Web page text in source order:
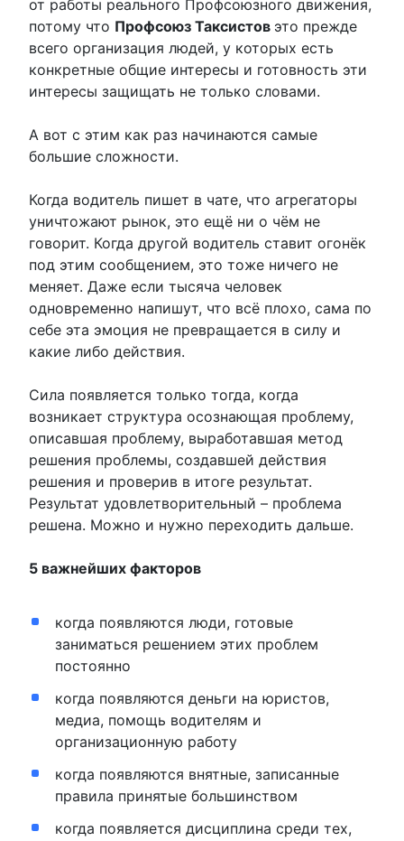
от работы реального Профсоюзного движения,
потому что Профсоюз Таксистов это прежде
всего организация людей, у которых есть
конкретные общие интересы и готовность эти
интересы защищать не только словами.
А вот с этим как раз начинаются самые
большие сложности.
Когда водитель пишет в чате, что агрегаторы
уничтожают рынок, это ещё ни о чём не
говорит. Когда другой водитель ставит огонёк
под этим сообщением, это тоже ничего не
меняет. Даже если тысяча человек
одновременно напишут, что всё плохо, сама по
себе эта эмоция не превращается в силу и
какие либо действия.
Сила появляется только тогда, когда
возникает структура осознающая проблему,
описавшая проблему, выработавшая метод
решения проблемы, создавшей действия
решения и проверив в итоге результат.
Результат удовлетворительный – проблема
решена. Можно и нужно переходить дальше.
5 важнейших факторов
когда появляются люди, готовые
заниматься решением этих проблем
постоянно
когда появляются деньги на юристов,
медиа, помощь водителям и
организационную работу
когда появляются внятные, записанные
правила принятые большинством
когда появляется дисциплина среди тех,